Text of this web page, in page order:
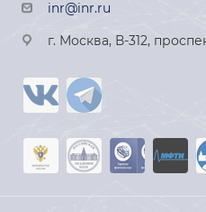
inr@inr.ru
г. Москва, В-312,